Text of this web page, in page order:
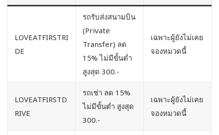
LOVEATFIRSTRI
DE
รถรับส่งสนามบิน
(Private
Transfer) ลด
15% ไม่มีขั้นต่ำ
สูงสุด 300.-
เฉพาะผู้ยังไม่เคย
จองหมวดนี้
LOVEATFIRSTD
RIVE
รถเช่า ลด 15%
ไม่มีขั้นต่ำ สูงสุด
300.-
เฉพาะผู้ยังไม่เคย
จองหมวดนี้